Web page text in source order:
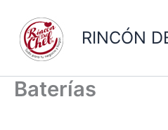
contenido
RINCÓN
Baterías